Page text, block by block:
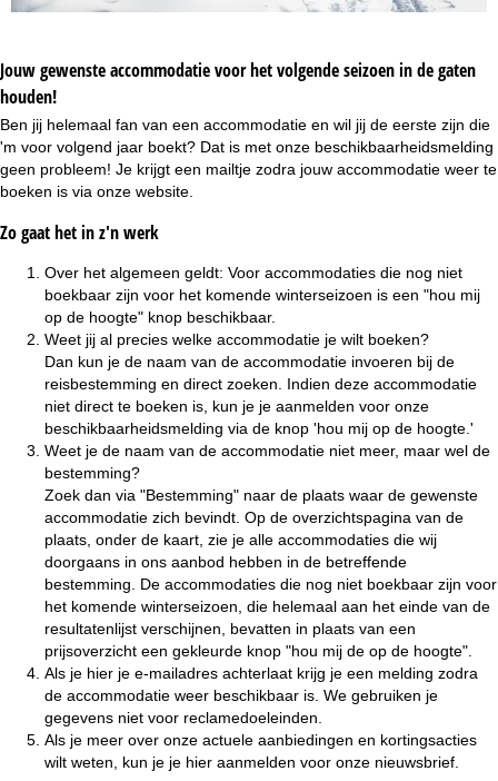
Jouw gewenste accommodatie voor het volgende seizoen in de gaten
houden!
Ben jij helemaal fan van een accommodatie en wil jij de eerste zijn die
'm voor volgend jaar boekt? Dat is met onze beschikbaarheidsmelding
geen probleem! Je krijgt een mailtje zodra jouw accommodatie weer te
boeken is via onze website.
Zo gaat het in z'n werk
Over het algemeen geldt: Voor accommodaties die nog niet
boekbaar zijn voor het komende winterseizoen is een "hou mij
op de hoogte" knop beschikbaar.
Weet jij al precies welke accommodatie je wilt boeken?
Dan kun je de naam van de accommodatie invoeren bij de
reisbestemming en direct zoeken. Indien deze accommodatie
niet direct te boeken is, kun je je aanmelden voor onze
beschikbaarheidsmelding via de knop 'hou mij op de hoogte.'
Weet je de naam van de accommodatie niet meer, maar wel de
bestemming?
Zoek dan via "Bestemming" naar de plaats waar de gewenste
accommodatie zich bevindt. Op de overzichtspagina van de
plaats, onder de kaart, zie je alle accommodaties die wij
doorgaans in ons aanbod hebben in de betreffende
bestemming. De accommodaties die nog niet boekbaar zijn voor
het komende winterseizoen, die helemaal aan het einde van de
resultatenlijst verschijnen, bevatten in plaats van een
prijsoverzicht een gekleurde knop "hou mij de op de hoogte".
Als je hier je e-mailadres achterlaat krijg je een melding zodra
de accommodatie weer beschikbaar is. We gebruiken je
gegevens niet voor reclamedoeleinden.
Als je meer over onze actuele aanbiedingen en kortingsacties
wilt weten, kun je je hier aanmelden voor onze nieuwsbrief.